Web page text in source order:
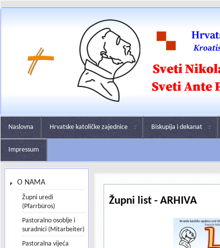
Naslovna Hrvatske katoličke zajednice Biskupija i dekanat
Impressum
O NAMA
Župni uredi
(Pfarrbüros)
Pastoralno osoblje i
suradnici (Mitarbeiter)
Pastoralna vijeća
Župni list - ARHIVA